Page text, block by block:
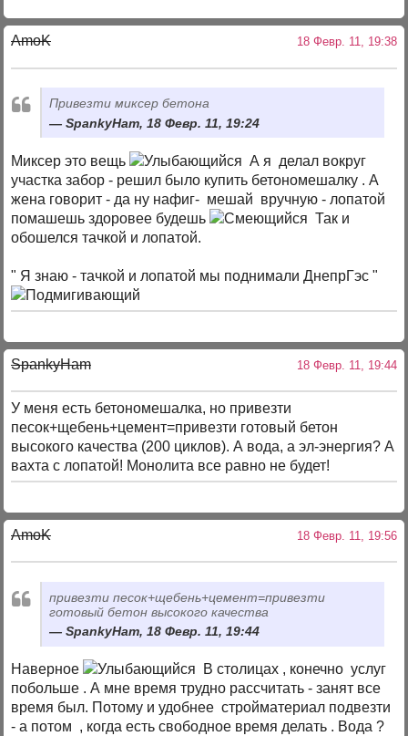
AmoK 18 Февр. 11, 19:38
Привезти миксер бетона
SpankyHam, 18 Февр. 11, 19:24
Миксер это вещь
А я делал вокруг
участка забор - решил было купить бетономешалку . А
жена говорит - да ну нафиг- мешай вручную - лопатой
помашешь здоровее будешь
Так и
обошелся тачкой и лопатой.
" Я знаю - тачкой и лопатой мы поднимали ДнепрГэс "
SpankyHam 18 Февр. 11, 19:44
У меня есть бетономешалка, но привезти
песок+щебень+цемент=привезти готовый бетон
высокого качества (200 циклов). А вода, а эл-энергия? А
вахта с лопатой! Монолита все равно не будет!
AmoK 18 Февр. 11, 19:56
привезти песок+щебень+цемент=привезти
готовый бетон высокого качества
SpankyHam, 18 Февр. 11, 19:44
Наверное
В столицах , конечно услуг
побольше . А мне время трудно рассчитать - занят все
время был. Потому и удобнее стройматериал подвезти
- а потом , когда есть свободное время делать . Вода ?